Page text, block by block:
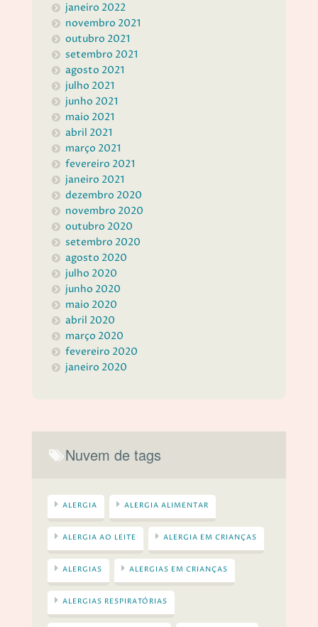
janeiro 2022
novembro 2021
outubro 2021
setembro 2021
agosto 2021
julho 2021
junho 2021
maio 2021
abril 2021
março 2021
fevereiro 2021
janeiro 2021
dezembro 2020
novembro 2020
outubro 2020
setembro 2020
agosto 2020
julho 2020
junho 2020
maio 2020
abril 2020
março 2020
fevereiro 2020
janeiro 2020
Nuvem de tags
ALERGIA ALERGIA ALIMENTAR
ALERGIA AO LEITE ALERGIA EM CRIANÇAS
ALERGIAS ALERGIAS EM CRIANÇAS
ALERGIAS RESPIRATÓRIAS